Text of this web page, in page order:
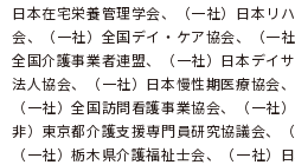
日本在宅栄養管理学会、（一社）日本リ
会、（一社）全国デイ・ケア協会、（一
全国介護事業者連盟、（一社）日本デイ
法人協会、（一社）日本慢性期医療協会
（一社）全国訪問看護事業協会、（一社
非）東京都介護支援専門員研究協議会、
（一社）栃木県介護福祉士会、（一社）